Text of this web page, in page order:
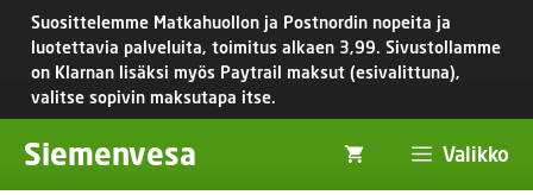
Siirry
sisältöön
Suosittelemme Matkahuollon ja Postnordin nopeita ja
luotettavia palveluita, toimitus alkaen 3,99. Sivustollamme
on Klarnan lisäksi myös Paytrail maksut (esivalittuna),
valitse sopivin maksutapa itse.
Siemenvesa Valikko